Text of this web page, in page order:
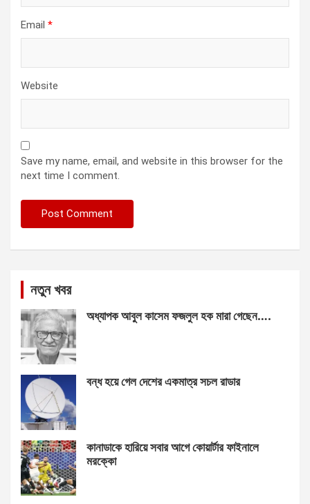
Email *
Website
Save my name, email, and website in this browser for the
next time I comment.
নতুন খবর
অধ্যাপক আবুল কাসেম ফজলুল হক মারা গেছেন….
বন্ধ হয়ে গেল দেশের একমাত্র সচল রাডার
কানাডাকে হারিয়ে সবার আগে কোয়ার্টার ফাইনালে
মরক্কো